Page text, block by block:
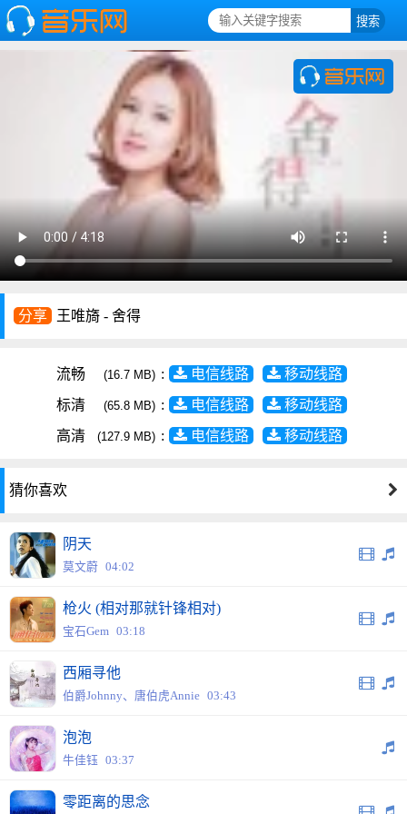
分享 王唯旖 - 舍得
流畅 (16.7 MB) : 电信线路
移动线路
标清
(65.8 MB) : 电信线路
移动线路
高清
(127.9 MB) : 电信线路 移动线路
猜你喜欢
阴天
莫文蔚 04:02
枪火 (相对那就针锋相对)
宝石Gem 03:18
西厢寻他
伯爵Johnny、唐伯虎Annie 03:43
泡泡
牛佳钰 03:37
零距离的思念